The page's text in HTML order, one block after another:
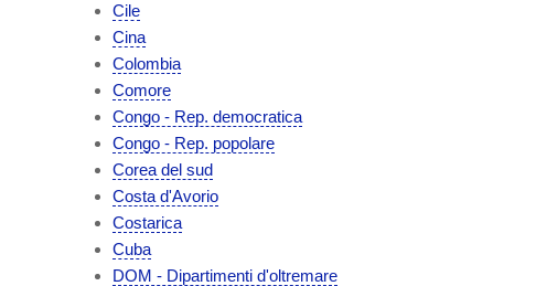
Cile
Cina
Colombia
Comore
Congo - Rep. democratica
Congo - Rep. popolare
Corea del sud
Costa d'Avorio
Costarica
Cuba
DOM - Dipartimenti d'oltremare